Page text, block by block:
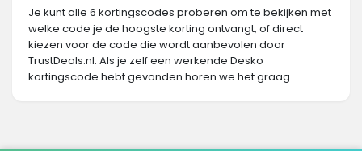
Je kunt alle 6 kortingscodes proberen om te bekijken met
welke code je de hoogste korting ontvangt, of direct
kiezen voor de code die wordt aanbevolen door
TrustDeals.nl. Als je zelf een werkende Desko
kortingscode hebt gevonden horen we het graag.